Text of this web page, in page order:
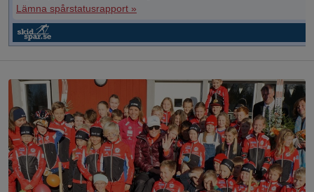
Lämna spårstatusrapport »